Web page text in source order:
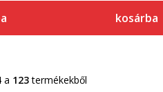
kosárba
a 123termékekből